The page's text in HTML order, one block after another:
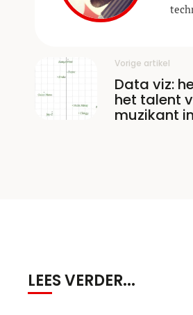
Vorige artikel
Data viz:
het talent
muzikant
LEES VERDER...